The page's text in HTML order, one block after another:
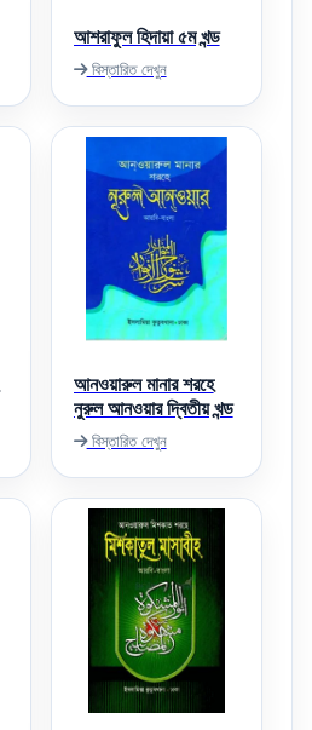
আশরাফুল হিদায়া ৫ম খন্ড
বিস্তারিত দেখুন
আনওয়ারুল মানার শরহে
নুরুল আনওয়ার দ্বিতীয় খন্ড
বিস্তারিত দেখুন